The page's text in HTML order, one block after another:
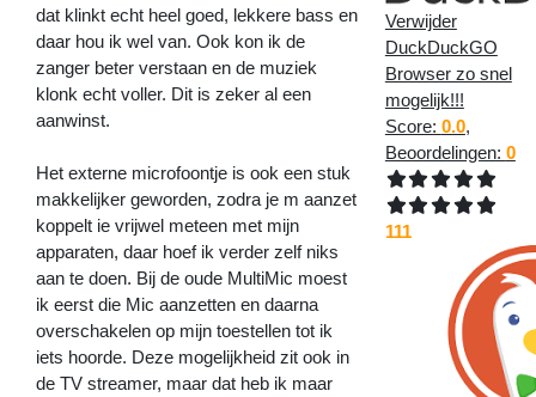
dat klinkt echt heel goed, lekkere bass en
daar hou ik wel van. Ook kon ik de
zanger beter verstaan en de muziek
klonk echt voller. Dit is zeker al een
aanwinst.
Het externe microfoontje is ook een stuk
makkelijker geworden, zodra je m aanzet
koppelt ie vrijwel meteen met mijn
apparaten, daar hoef ik verder zelf niks
aan te doen. Bij de oude MultiMic moest
ik eerst die Mic aanzetten en daarna
overschakelen op mijn toestellen tot ik
iets hoorde. Deze mogelijkheid zit ook in
de TV streamer, maar dat heb ik maar
Verwijder
DuckDuckGO
Browser zo snel
mogelijk!!!
Score: 0.0,
Beoordelingen: 0
111